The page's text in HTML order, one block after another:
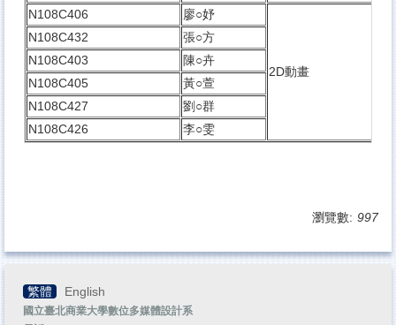
校外實習
N108C406
廖○妤
2D動畫
N108C432
張○方
N108C403
陳○卉
N108C405
黃○萱
N108C427
劉○群
N108C426
李○雯
瀏覽數: 997
繁體 English
國立臺北商業大學數位多媒體設計系